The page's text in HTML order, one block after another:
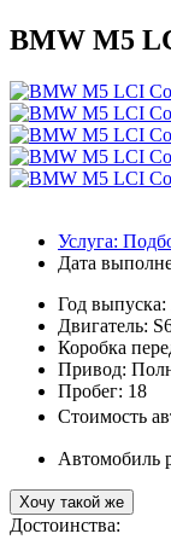
BMW M5
Услуга:
Дата
Год выпуска:
Двигатель:
Коробка
Привод:
Пробег: 18
Стоимость
Автомобиль
Хочу такой же
Достоинства: